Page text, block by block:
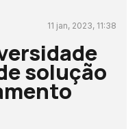
11 jan, 2023, 11:38
solução